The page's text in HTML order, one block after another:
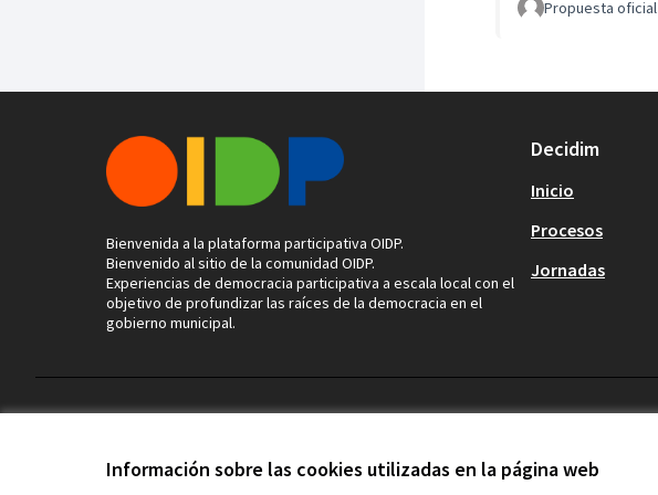
Información sobre las cookies utilizadas en la página web
Propuesta oficial
Bienvenida a la plataforma participativa OIDP.
Bienvenido al sitio de la comunidad OIDP.
Experiencias de democracia participativa a escala local con el
objetivo de profundizar las raíces de la democracia en el
gobierno municipal.
Decidim
Inicio
Procesos
Jornadas